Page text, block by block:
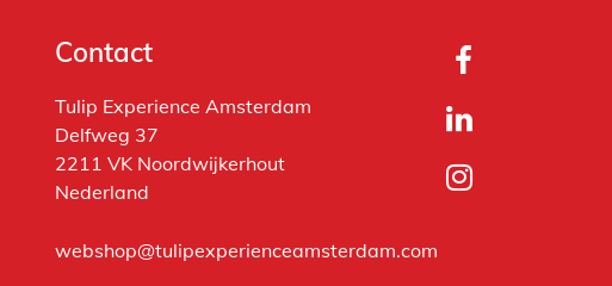
Contact
Tulip Experience Amsterdam
Delfweg 37
2211 VK Noordwijkerhout
Nederland
webshop@tulipexperienceamsterdam.com